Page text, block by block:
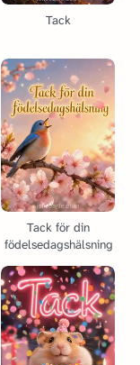
Tack
Tack för din
födelsedagshälsning